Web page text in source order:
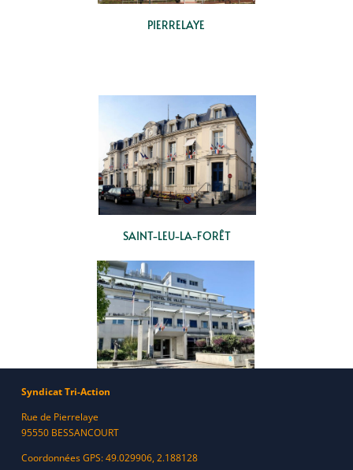
PIERRELAYE
SAINT-LEU-LA-FORÊT
Syndicat Tri-Action
Rue de Pierrelaye
95550 BESSANCOURT
Coordonnées GPS: 49.029906, 2.188128